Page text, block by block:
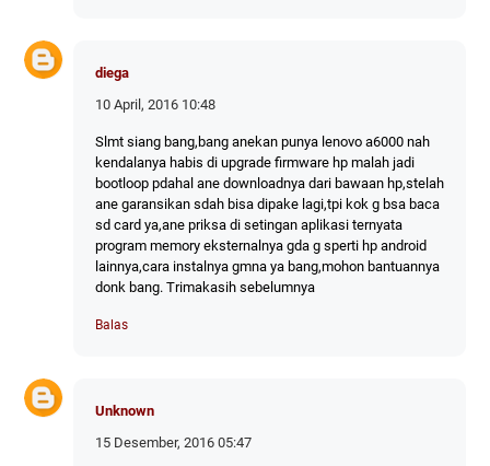
diega
10 April, 2016 10:48
Slmt siang bang,bang anekan punya lenovo a6000 nah
kendalanya habis di upgrade firmware hp malah jadi
bootloop pdahal ane downloadnya dari bawaan hp,stelah
ane garansikan sdah bisa dipake lagi,tpi kok g bsa baca
sd card ya,ane priksa di setingan aplikasi ternyata
program memory eksternalnya gda g sperti hp android
lainnya,cara instalnya gmna ya bang,mohon bantuannya
donk bang. Trimakasih sebelumnya
Balas
Unknown
15 Desember, 2016 05:47